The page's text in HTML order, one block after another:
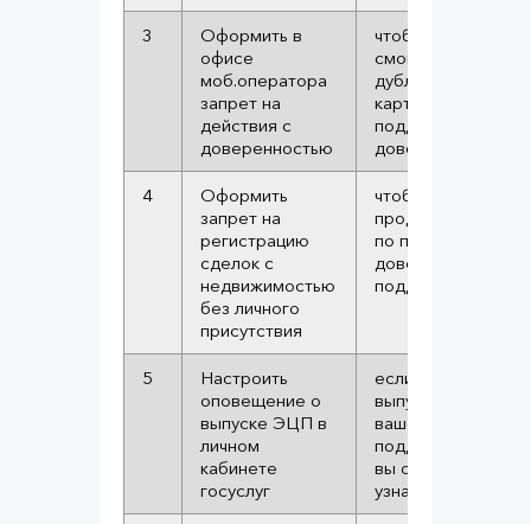
3
Оформить в
офисе
моб.оператора
запрет на
действия с
доверенностью
чтобы жулики не
смогли сделать
дубликат сим-
карты по
поддельной
доверенности
4
Оформить
запрет на
регистрацию
сделок с
недвижимостью
без личного
присутствия
чтобы исключить
продажу квартиры
по поддельной
доверенности или
поддельной ЭЦП
5
Настроить
оповещение о
выпуске ЭЦП в
личном
кабинете
госуслуг
если мошенники
выпустят от
вашего имени
поддельную ЭЦП,
вы об этом
узнаете сразу